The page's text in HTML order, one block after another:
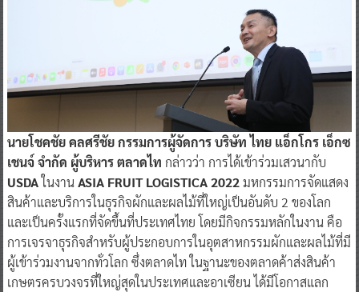
นายโชคชัย คลศรีชัย กรรมการผู้จัดการ บริษัท ไทย แอ็กโกร เอ็กซ
เชนจ์ จำกัด ผู้บริหาร ตลาดไท กล่าวว่า การได้เข้าร่วมเสวนากับ
USDAในงานASIA FRUIT LOGISTICA 2022มหกรรมการจัดแสดง
สินค้าและบริการในธุรกิจผักและผลไม้ที่ใหญ่เป็นอันดับ 2 ของโลก
และเป็นครั้งแรกที่จัดขึ้นที่ประเทศไทย โดยมีกิจกรรมหลักในงาน คือ
การเจรจาธุรกิจสำหรับผู้ประกอบการในอุตสาหกรรมผักและผลไม้ที่มี
ผู้เข้าร่วมงานจากทั่วโลก ซึ่งตลาดไท ในฐานะของตลาดค้าส่งสินค้า
เกษตรครบวงจรที่ใหญ่สุดในประเทศและอาเซียน ได้มีโอกาสแลก